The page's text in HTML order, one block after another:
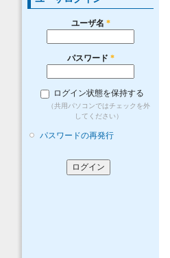
ユーザ名 *
パスワード *
ログイン状態を保持する
（共用パソコンではチェックを外
してください）
パスワードの再発行